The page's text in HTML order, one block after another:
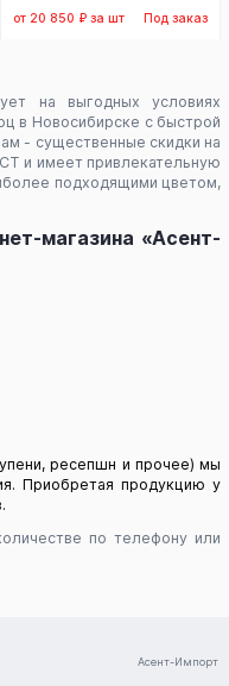
от 20 850 ₽ за шт Под заказ
на выгодных условиях
в Новосибирске с быстрой
- существенные скидки на
и имеет привлекательную
подходящими цветом,
магазина «Асент-
ресепшн и прочее) мы
Приобретая продукцию у
по телефону или
Асент-Импорт